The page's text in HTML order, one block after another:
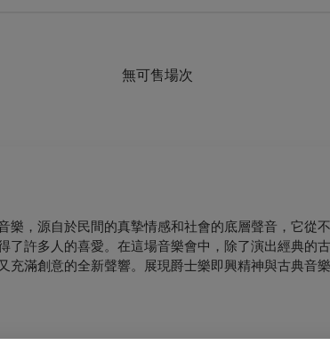
無可售場次
，源自於民間的真摯情感和社會的底層聲音，它從
許多人的喜愛。在這場音樂會中，除了演出經典的
滿創意的全新聲響。展現爵士樂即興精神與古典音